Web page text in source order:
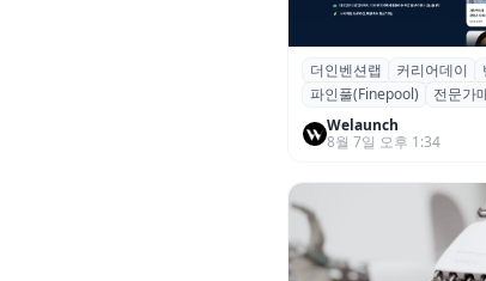
더인벤션랩·커리어데이,
가 매칭 플랫폼 ‘파인풀’
더인벤션랩 커리어데이
파인풀(Finepool)
전문가
Welaunch
8월 7일 오후 1:34